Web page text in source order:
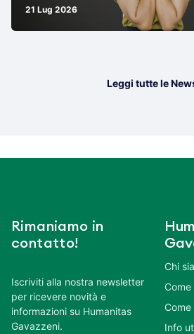
21 Lug 2026
Leggi tutte le
Rimaniamo in
contatto!
Iscriviti alla nostra newsletter
per ricevere novità e
informazioni su Humanitas
Gavazzeni.
Chi
Info